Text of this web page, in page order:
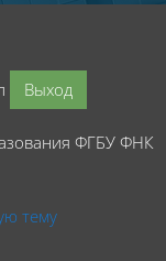
Выход
ФГБУ
тему